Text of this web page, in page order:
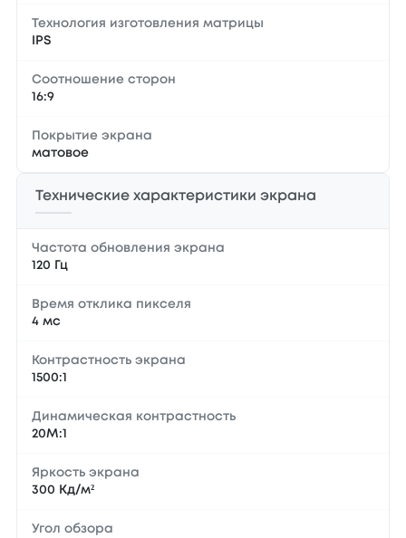
Технология изготовления матрицы
IPS
Соотношение сторон
16:9
Покрытие экрана
матовое
Технические характеристики экрана
Частота обновления экрана
120 Гц
Время отклика пикселя
4 мс
Контрастность экрана
1500:1
Динамическая контрастность
20М:1
Яркость экрана
300 Кд/м²
Угол обзора